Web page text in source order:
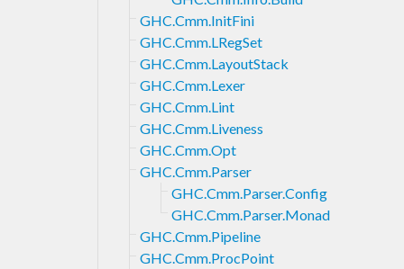
GHC.Cmm.InitFini
GHC.Cmm.LRegSet
GHC.Cmm.LayoutStack
GHC.Cmm.Lexer
GHC.Cmm.Lint
GHC.Cmm.Liveness
GHC.Cmm.Opt
GHC.Cmm.Parser
GHC.Cmm.Parser.Config
GHC.Cmm.Parser.Monad
GHC.Cmm.Pipeline
GHC.Cmm.ProcPoint